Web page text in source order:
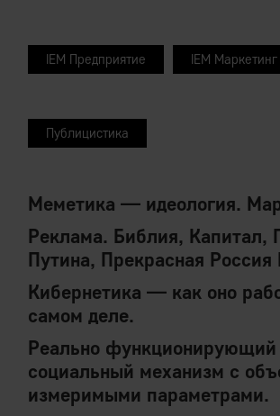
IEM Предприятие IEM Маркетинг
Публицистика
Меметика — идеология.
Реклама. Библия, Капитал,
Путина, Прекрасная Россия
Кибернетика — как оно
самом деле.
Реально функционирующий
социальный механизм с
измеримыми параметрами.